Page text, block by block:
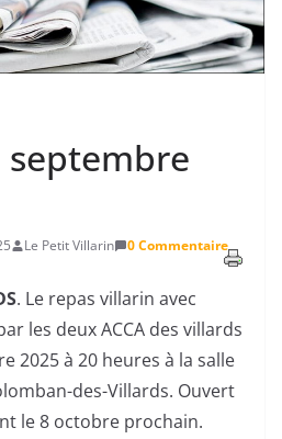
septembre
Le Petit Villarin 0 Commentaire
. Le repas villarin avec
les deux ACCA des villards
2025 à 20 heures à la salle
des-Villards. Ouvert
le 8 octobre prochain.